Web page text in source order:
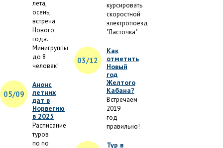
лета,
осень,
встреча
Нового
года.
Минигруппы
до 8
человек!
05/09
Анонс
летних
дат в
Норвегию
в 2025
Расписание
туров
по по
курсировать
скоростной
электропоезд
"Ласточка"
03/12
Как
отметить
Новый
год
Желтого
Кабана?
Встречаем
2019
год
правильно!
Тур в